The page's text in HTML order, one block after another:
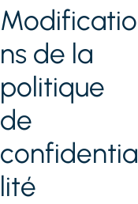
Modificatio
ns de la
politique
de
confidentia
lité